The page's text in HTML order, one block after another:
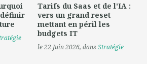
Tarifs du Saas et de l'IA :
vers un grand reset
mettant en péril les
budgets IT
le 22 Juin 2026, dansStratégie